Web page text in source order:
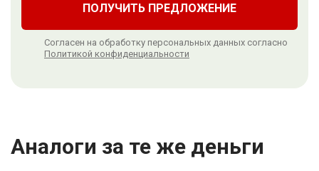
ПОЛУЧИТЬ ПРЕДЛОЖЕНИЕ
Согласен на обработку персональных данных согласно
Политикой конфиденциальности
Аналоги за те же деньги